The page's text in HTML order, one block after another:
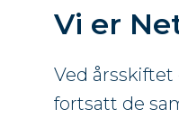
Vi er
Ved
fortsatt de